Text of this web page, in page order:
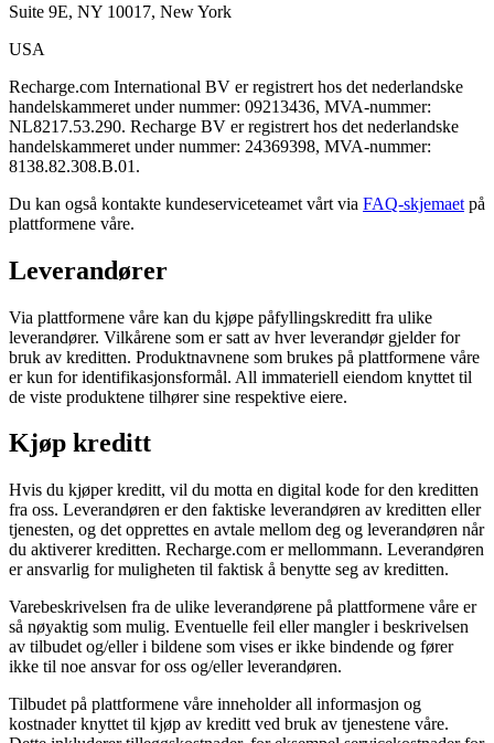
Suite 9E, NY 10017, New York
USA
Recharge.com International BV er registrert hos det nederlandske
handelskammeret under nummer: 09213436, MVA-nummer:
NL8217.53.290. Recharge BV er registrert hos det nederlandske
handelskammeret under nummer: 24369398, MVA-nummer:
8138.82.308.B.01.
Du kan også kontakte kundeserviceteamet vårt via FAQ-skjemaet på
plattformene våre.
Leverandører
Via plattformene våre kan du kjøpe påfyllingskreditt fra ulike
leverandører. Vilkårene som er satt av hver leverandør gjelder for
bruk av kreditten. Produktnavnene som brukes på plattformene våre
er kun for identifikasjonsformål. All immateriell eiendom knyttet til
de viste produktene tilhører sine respektive eiere.
Kjøp kreditt
Hvis du kjøper kreditt, vil du motta en digital kode for den kreditten
fra oss. Leverandøren er den faktiske leverandøren av kreditten eller
tjenesten, og det opprettes en avtale mellom deg og leverandøren når
du aktiverer kreditten. Recharge.com er mellommann. Leverandøren
er ansvarlig for muligheten til faktisk å benytte seg av kreditten.
Varebeskrivelsen fra de ulike leverandørene på plattformene våre er
så nøyaktig som mulig. Eventuelle feil eller mangler i beskrivelsen
av tilbudet og/eller i bildene som vises er ikke bindende og fører
ikke til noe ansvar for oss og/eller leverandøren.
Tilbudet på plattformene våre inneholder all informasjon og
kostnader knyttet til kjøp av kreditt ved bruk av tjenestene våre.